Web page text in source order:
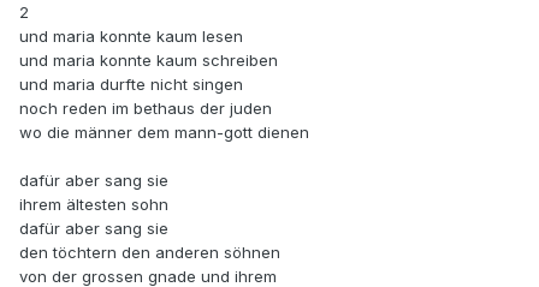
2
und maria konnte kaum lesen
und maria konnte kaum schreiben
und maria durfte nicht singen
noch reden im bethaus der juden
wo die männer dem mann-gott dienen
dafür aber sang sie
ihrem ältesten sohn
dafür aber sang sie
den töchtern den anderen söhnen
von der grossen gnade und ihrem